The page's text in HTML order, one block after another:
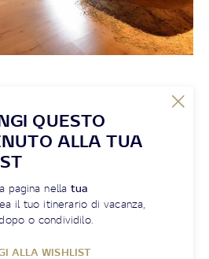
QUESTO
ALLA TUA
pagina nellatua
il tuo itinerario di vacanza,
o condividilo.
ALLA WISHLIST